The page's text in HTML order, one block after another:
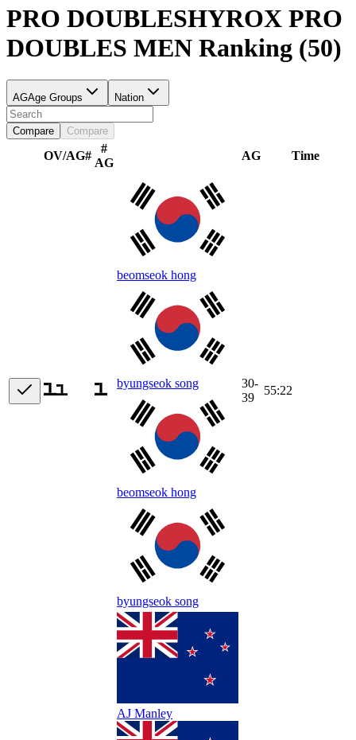
PRO DOUBLESHYROX PRO
DOUBLES MEN Ranking (50)
AGAge Groups Nation
Compare Compare
OV/AG#
#
AG
AG Time
beomseok hong
byungseok song
beomseok hong
byungseok song
30-
39
55:22
AJ Manley